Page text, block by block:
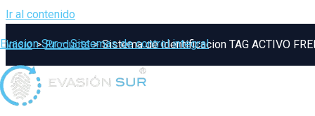
Ir al contenido
Evasion Sur – Sistemas de control integral
Inicio Products Sistema de identificacion TAG ACTIVO